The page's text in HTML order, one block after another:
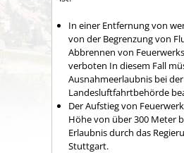
In einer Entfernung von
von der Begrenzung von
Abbrennen von
verboten In diesem Fall
Ausnahmeerlaubnis bei
Landesluftfahrtbehörde
Der Aufstieg von
Höhe von über 300 Meter
Erlaubnis durch das
Stuttgart.